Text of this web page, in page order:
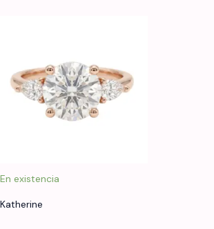
En existencia
Katherine